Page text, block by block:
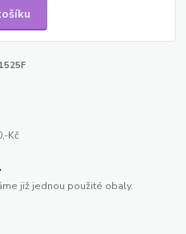
Kč
již jednou použité obaly.